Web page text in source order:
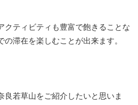
クティビティも豊富で飽きることな
の滞在を楽しむことが出来ます。
良若草山をご紹介したいと思いま